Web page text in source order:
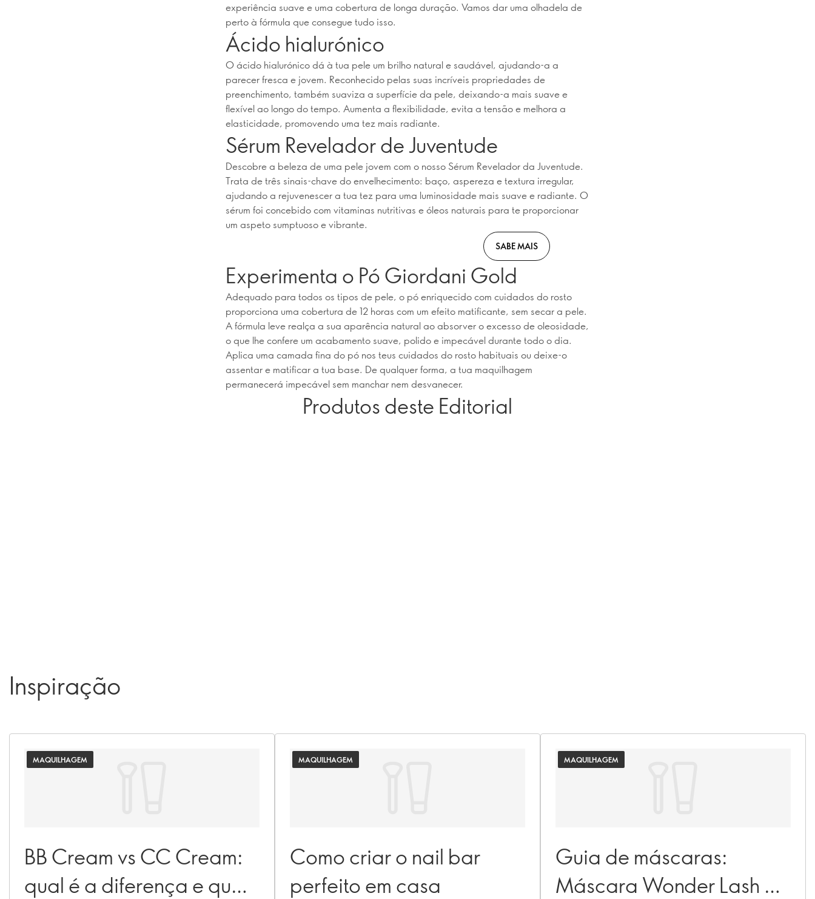
experiência suave e uma cobertura de longa duração. Vamos dar uma olhadela de
perto à fórmula que consegue tudo isso.
Ácido hialurónico
O ácido hialurónico dá à tua pele um brilho natural e saudável, ajudando-a a
parecer fresca e jovem. Reconhecido pelas suas incríveis propriedades de
preenchimento, também suaviza a superfície da pele, deixando-a mais suave e
flexível ao longo do tempo. Aumenta a flexibilidade, evita a tensão e melhora a
elasticidade, promovendo uma tez mais radiante.
Sérum Revelador de Juventude
Descobre a beleza de uma pele jovem com o nosso Sérum Revelador da Juventude.
Trata de três sinais-chave do envelhecimento: baço, aspereza e textura irregular,
ajudando a rejuvenescer a tua tez para uma luminosidade mais suave e radiante. O
sérum foi concebido com vitaminas nutritivas e óleos naturais para te proporcionar
um aspeto sumptuoso e vibrante.
SABE MAIS
Experimenta o Pó Giordani Gold
Adequado para todos os tipos de pele, o pó enriquecido com cuidados do rosto
proporciona uma cobertura de 12 horas com um efeito matificante, sem secar a pele.
A fórmula leve realça a sua aparência natural ao absorver o excesso de oleosidade,
o que lhe confere um acabamento suave, polido e impecável durante todo o dia.
Aplica uma camada fina do pó nos teus cuidados do rosto habituais ou deixe-o
assentar e matificar a tua base. De qualquer forma, a tua maquilhagem
permanecerá impecável sem manchar nem desvanecer.
Produtos deste Editorial
Inspiração
MAQUILHAGEM
BB Cream vs CC Cream:
qual é a diferença e qual
MAQUILHAGEM
Como criar o nail bar
perfeito em casa
MAQUILHAGEM
Guia de máscaras:
Máscara Wonder Lash 5